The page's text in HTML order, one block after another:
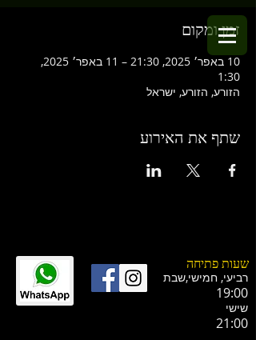
זמן ומקום
10 באפר׳ 2025, 21:30 – 11 באפר׳ 2025,
1:30
הזורע, הזורע, ישראל
שתף את האירוע
שעות פתיחה
רביעי, חמישי,שבת
19:00
שישי
21:00